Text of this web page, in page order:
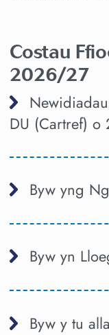
Costau
2026/27
DU (Cartref)
Byw yng
Byw yn
Byw y tu